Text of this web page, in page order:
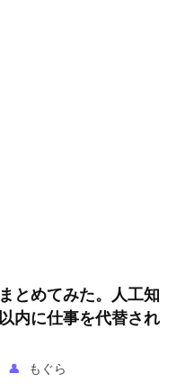
とめてみた。人工知
内に仕事を代替され
もぐら